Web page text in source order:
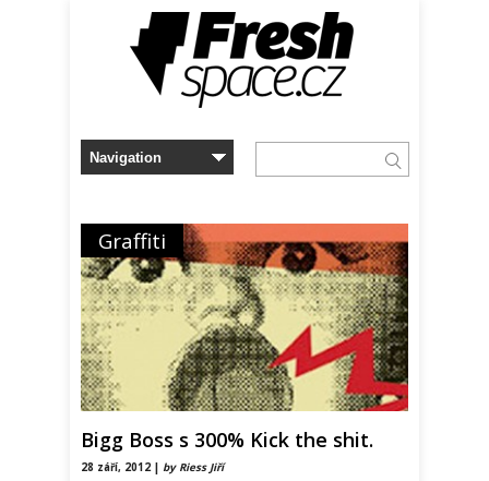
Graffiti
Bigg Boss s 300% Kick the shit.
28 září, 2012 | by Riess Jiří